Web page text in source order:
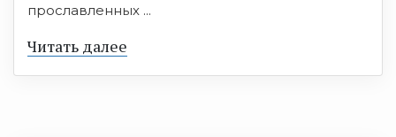
прославленных ...
Читать далее